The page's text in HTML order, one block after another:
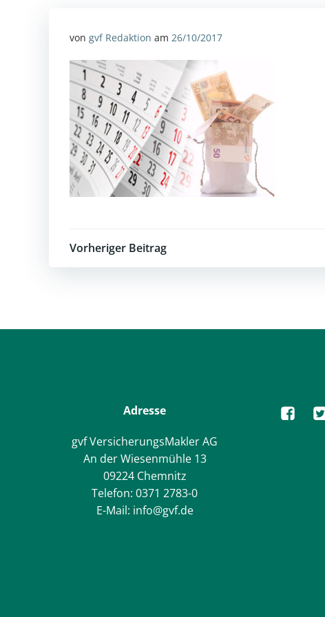
von gvf Redaktion am 26/10/2017
Post
Vorheriger Beitrag
Adresse
gvf VersicherungsMakler AG
An der Wiesenmühle 13
09224 Chemnitz
Telefon: 0371 2783-0
E-Mail: info@gvf.de